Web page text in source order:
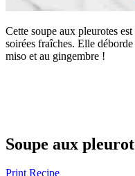
Cette soupe aux pleurotes
soirées fraîches. Elle
miso et au gingembre !
Soupe aux
Print Recipe